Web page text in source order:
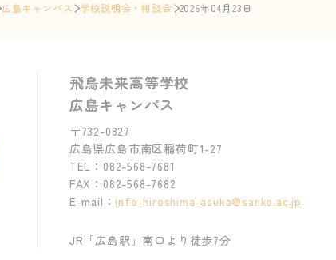
広島キャンパス 学校説明会・相談会 2026年04月23日
飛鳥未来高等学校
広島キャンパス
〒732-0827
広島県広島市南区稲荷町1-27
TEL：082-568-7681
FAX：082-568-7682
E-mail：info-hiroshima-asuka@sanko.ac.jp
JR「広島駅」南口より徒歩7分